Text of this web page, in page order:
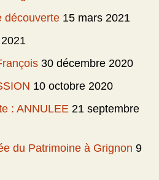
découverte 15 mars 2021
30 décembre 2020
10 octobre 2020
: ANNULEE 21 septembre
du Patrimoine à Grignon 9